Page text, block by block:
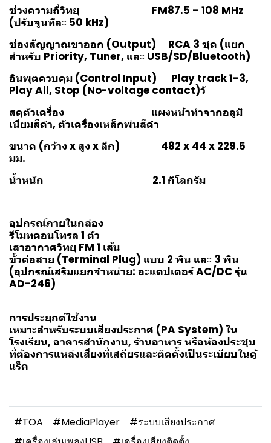
ช่วงความถี่วิทยุ FM87.5 – 108 MHz
(ปรับจูนทีละ 50 kHz)
ช่องสัญญาณขาออก (Output) RCA 3 ชุด (แยก
สำหรับ Priority, Tuner, และ USB/SD/Bluetooth)
อินพุตควบคุม (Control Input) Play track 1-3,
Play All, Stop (No-voltage contact)วั
สดุตัวเครื่อง แผงหน้าทำจากอลูมิ
เนียมสีดำ, ตัวเครื่องเหล็กพ่นสีดำ
ขนาด (กว้าง x สูง x ลึก) 482 x 44 x 229.5
มม.
น้ำหนัก 2.1 กิโลกรัม
อุปกรณ์ภายในกล่อง
รีโมทคอนโทรล 1 ตัว
เสาอากาศวิทยุ FM 1 เส้น
ขั้วต่อสาย (Terminal Plug) แบบ 2 พิน และ 3 พิน
(อุปกรณ์เสริมแยกจำหน่าย: อะแดปเตอร์ AC/DC รุ่น
AD-246)
การประยุกต์ใช้งาน
เหมาะสำหรับระบบเสียงประกาศ (PA System) ใน
โรงเรียน, อาคารสำนักงาน, ร้านอาหาร หรือห้องประชุม
ที่ต้องการแหล่งเสียงที่เสถียรและติดตั้งเป็นระเบียบในตู้
แร็ค
#TOA #MediaPlayer
#ระบบเสียงประกาศ